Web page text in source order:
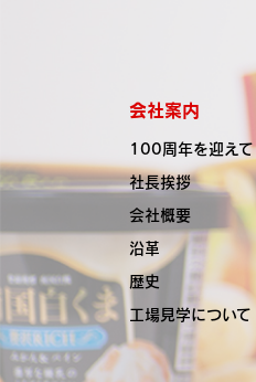
会社案内
100周年を迎えて
社長挨拶
会社概要
沿革
歴史
工場見学について